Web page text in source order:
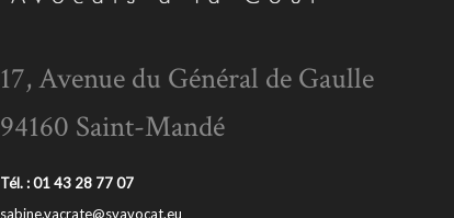
17, Avenue du Général de Gaulle
94160 Saint-Mandé
Tél. : 01 43 28 77 07
sabine.vacrate@svavocat.eu